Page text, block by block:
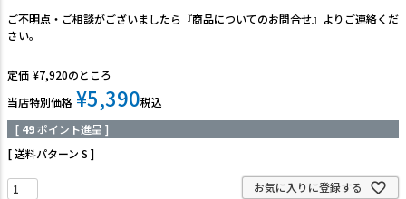
ご不明点・ご相談がございましたら『商品についてのお問合せ』よりご連絡くだ
さい。
定価 ¥7,920のところ
当店特別価格 ¥5,390税込
[ 49ポイント進呈 ]
送料パターン S
お気に入りに登録する